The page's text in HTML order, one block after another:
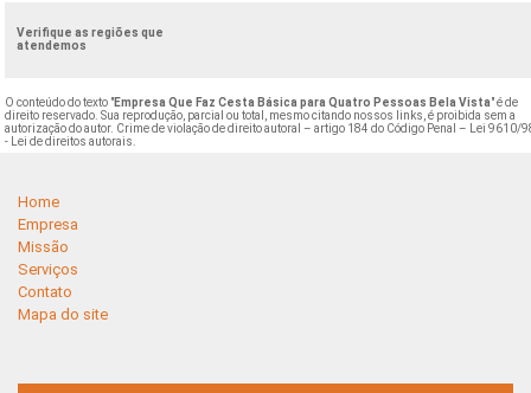
Verifique as regiões que
atendemos
O conteúdo do texto "Empresa Que Faz Cesta Básica para Quatro Pessoas Bela Vista" é de
direito reservado. Sua reprodução, parcial ou total, mesmo citando nossos links, é proibida sem a
autorização do autor. Crime de violação de direito autoral – artigo 184 do Código Penal –
Lei 9610/
- Lei de direitos autorais
Home
Empresa
Missão
Serviços
Contato
Mapa do site